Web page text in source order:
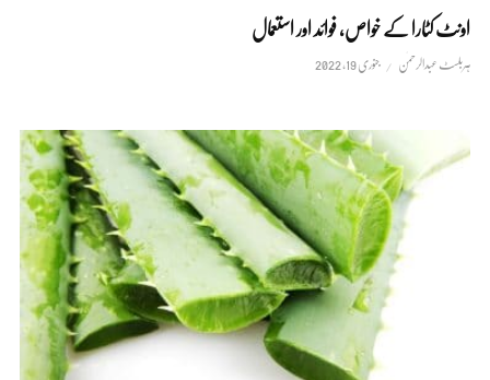
اونٹ کٹارا کے خواص، فوائد اور استعمال
ہربلسٹ عبدالرحمٰن جنوری 19, 2022